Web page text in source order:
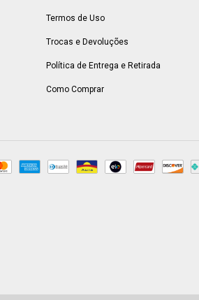
Termos de Uso
Trocas e Devoluções
Política de Entrega e Retirada
Como Comprar